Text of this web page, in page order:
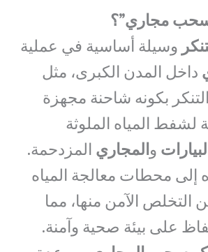
وسيلة أساسية في عملية
داخل المدن الكبرى، مثل
بكونه شاحنة مجهزة
المياه الملوثة
والمجاري المزدحمة.
إلى محطات معالجة المياه
التخلص الآمن منها، مما
على بيئة صحية وآمنة.